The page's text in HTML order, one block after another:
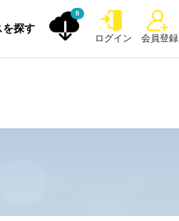
を探す
0
ログイン 会員登録